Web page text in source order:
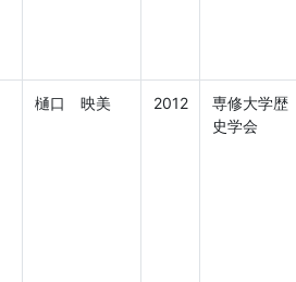
樋口 映美 2012
専修大学歴
史学会